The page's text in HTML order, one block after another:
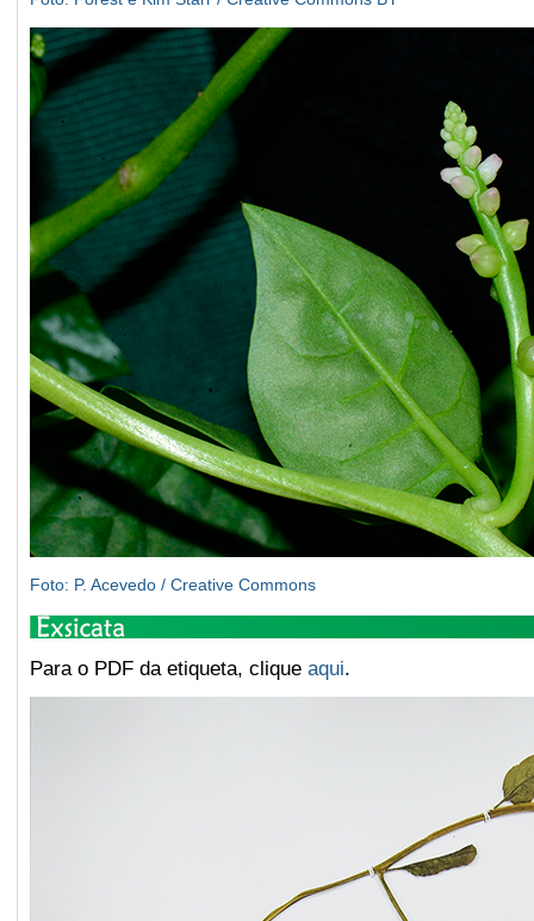
Foto: P. Acevedo / Creative Commons
Para o PDF da etiqueta, clique aqui.